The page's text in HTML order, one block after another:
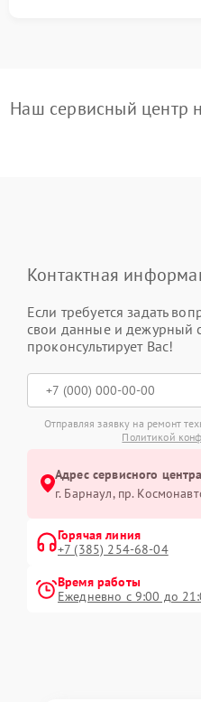
Наш сервисный центр
Контактная
Если требуется задать
свои данные и дежурный
проконсультирует Вас!
Отправляя заявку на ремонт
Политикой
Адрес сервисного
г. Барнаул, ​пр.
Горячая линия
+7 (385) 254-68-04
Время работы
Ежедневно с 9:00 до